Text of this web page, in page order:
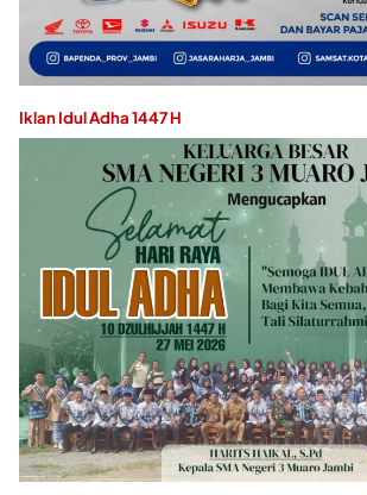
Iklan Idul Adha 1447 H